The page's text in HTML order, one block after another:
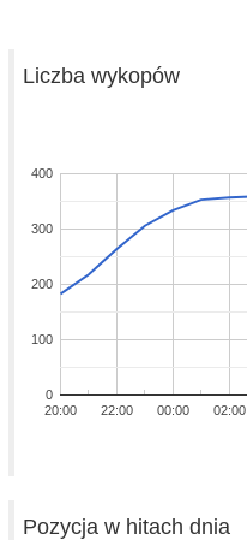
Liczba wykopów
20:00 22:00 00:00 02:00
0
100
200
300
400
Pozycja w hitach dnia